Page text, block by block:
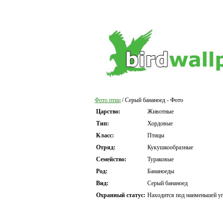
Фото птиц / Серый бананоед - Фото
Царство:
Животные
Тип:
Хордовые
Класс:
Птицы
Отряд:
Кукушкообразные
Семейство:
Тураковые
Род:
Бананоеды
Вид:
Серый бананоед
Охранный статус: Находится под наименьшей